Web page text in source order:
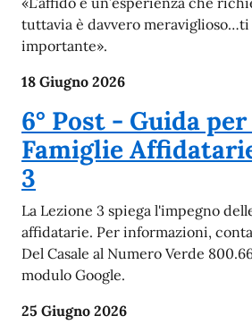
tuttavia è davvero meraviglioso…ti
importante».
18 Giugno 2026
6° Post - Guida
Famiglie
3
La Lezione 3 spiega l'impegno
affidatarie. Per informazioni,
Del Casale al Numero Verde
modulo Google.
25 Giugno 2026